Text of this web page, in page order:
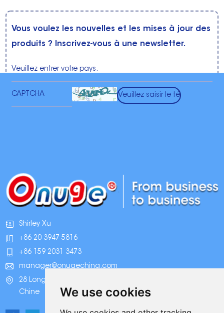
We use cookies
Vous voulez les nouvelles et les mises à jour des
produits ? Inscrivez-vous à une newsletter.
Shirley Xu
+86 20 3947 5816
+86 159 2031 3473
manager@onugechina.com
28 Longhai Road, parc industriel Xinhua, Guangzhou,
Chine